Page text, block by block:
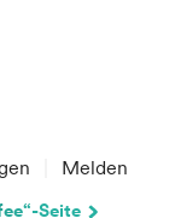
Melden
Seite